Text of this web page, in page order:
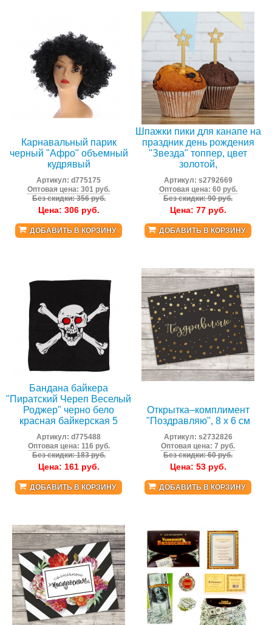
Карнавальный парик
черный "Афро" объемный
кудрявый
Артикул:d775175
Оптовая цена: 301 руб.
Без скидки: 356 руб.
Цена: 306руб.
ДОБАВИТЬ В КОРЗИНУ
Шпажки пики для канапе на
праздник день рождения
"Звезда" топпер, цвет
золотой,
Артикул: s2792669
Оптовая цена: 60 руб.
Без скидки: 90 руб.
Цена: 77руб.
ДОБАВИТЬ В КОРЗИНУ
Бандана байкера
"Пиратский Череп Веселый
Роджер" черно бело
красная байкерская 5
Артикул:d775488
Оптовая цена: 116 руб.
Без скидки: 183 руб.
Цена: 161руб.
ДОБАВИТЬ В КОРЗИНУ
Открытка–комплимент
"Поздравляю", 8 х 6 см
Артикул: s2732826
Оптовая цена: 7 руб.
Без скидки: 60 руб.
Цена: 53руб.
ДОБАВИТЬ В КОРЗИНУ